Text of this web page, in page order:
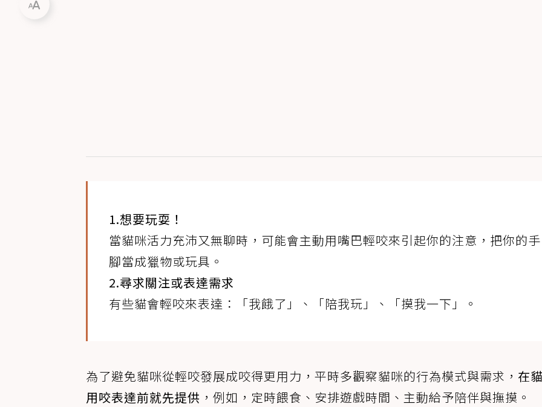
1.想要玩耍！
當貓咪活力充沛又無聊時，可能會主動用嘴巴輕咬來引起你的注意，把你的手
腳當成獵物或玩具。
2.尋求關注或表達需求
有些貓會輕咬來表達：「我餓了」、「陪我玩」、「摸我一下」。
為了避免貓咪從輕咬發展成咬得更用力，平時多觀察貓咪的行為模式與需求， 在
用咬表達前就先提供 ，例如，定時餵食、安排遊戲時間、主動給予陪伴與撫摸。